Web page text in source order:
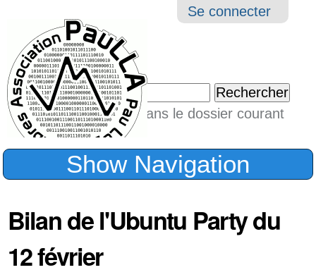
Outils
Se connecter
Chercher par
Seulement dans le dossier courant
Recherche
Show Navigation
Bilan de l'Ubuntu Party du
12 février